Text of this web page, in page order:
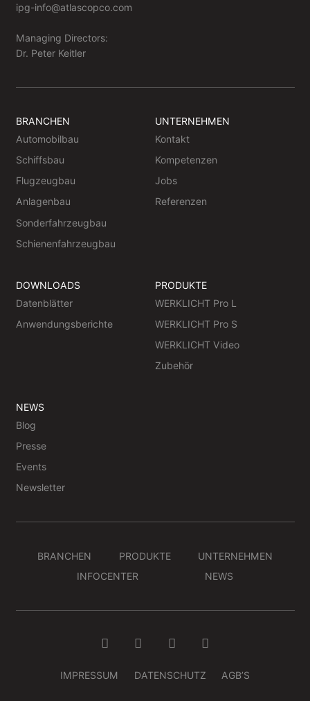
ipg-info@atlascopco.com
Managing Directors:
Dr. Peter Keitler
BRANCHEN
Automobilbau
Schiffsbau
Flugzeugbau
Anlagenbau
Sonderfahrzeugbau
Schienenfahrzeugbau
UNTERNEHMEN
Kontakt
Kompetenzen
Jobs
Referenzen
DOWNLOADS
Datenblätter
Anwendungsberichte
PRODUKTE
WERKLICHT Pro L
WERKLICHT Pro S
WERKLICHT Video
Zubehör
NEWS
Blog
Presse
Events
Newsletter
BRANCHEN PRODUKTE
UNTERNEHMEN
INFOCENTER
NEWS
IMPRESSUM DATENSCHUTZ AGB’S